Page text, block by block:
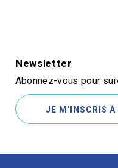
Newsletter
Abonnez-vous pour
JE M'INSCRIS À